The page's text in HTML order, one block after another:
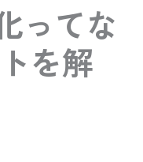
ってな
を解